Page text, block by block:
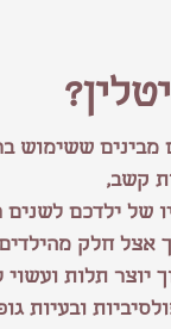
ששימוש
קשב,
של ילדכם לשנים
אצל חלק
יוצר תלות ועשוי
ובעיות